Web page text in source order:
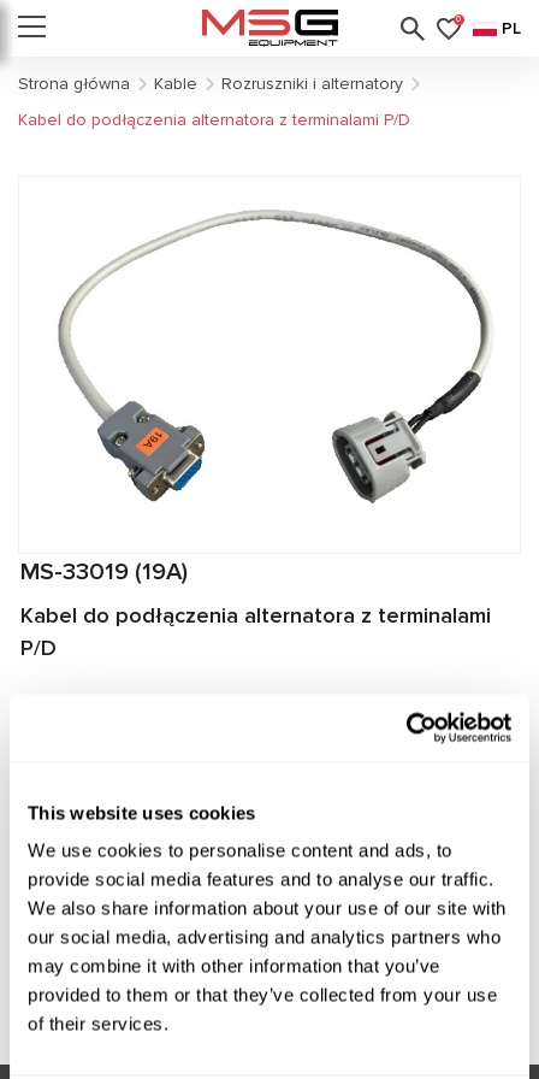
This website uses cookies
We use cookies to personalise content and ads, to
provide social media features and to analyse our traffic.
We also share information about your use of our site with
our social media, advertising and analytics partners who
may combine it with other information that you’ve
provided to them or that they’ve collected from your use
of their services.
0 PL
Strona główna Kable
Rozruszniki i alternatory
Kabel do podłączenia alternatora z terminalami P/D
MS-33019 (19A)
Kabel do podłączenia alternatora z terminalami
P/D
stanowiskach MS002A/MS005/MS005A/MS008. Kabel
między regulatorem napięcia alternatora a stanowiskiem.
Producent:MSG Equipment
Zapytaj o cenę